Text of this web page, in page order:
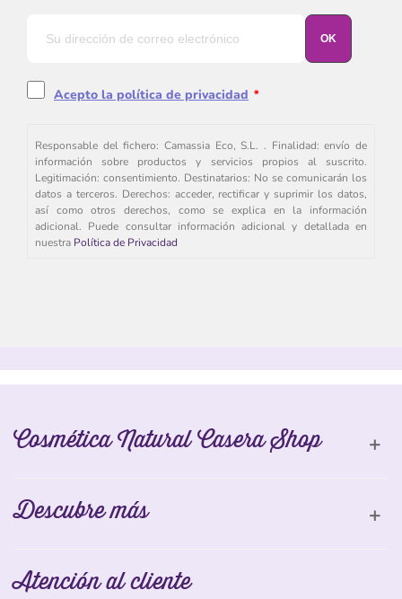
Acepto la política de privacidad *
Responsable del fichero: Camassia Eco, S.L. . Finalidad: envío de
información sobre productos y servicios propios al suscrito.
Legitimación: consentimiento. Destinatarios: No se comunicarán los
datos a terceros. Derechos: acceder, rectificar y suprimir los datos,
así como otros derechos, como se explica en la información
adicional. Puede consultar información adicional y detallada en
nuestra Política de Privacidad
Cosmética Natural Casera Shop
Descubre más
Atención al cliente